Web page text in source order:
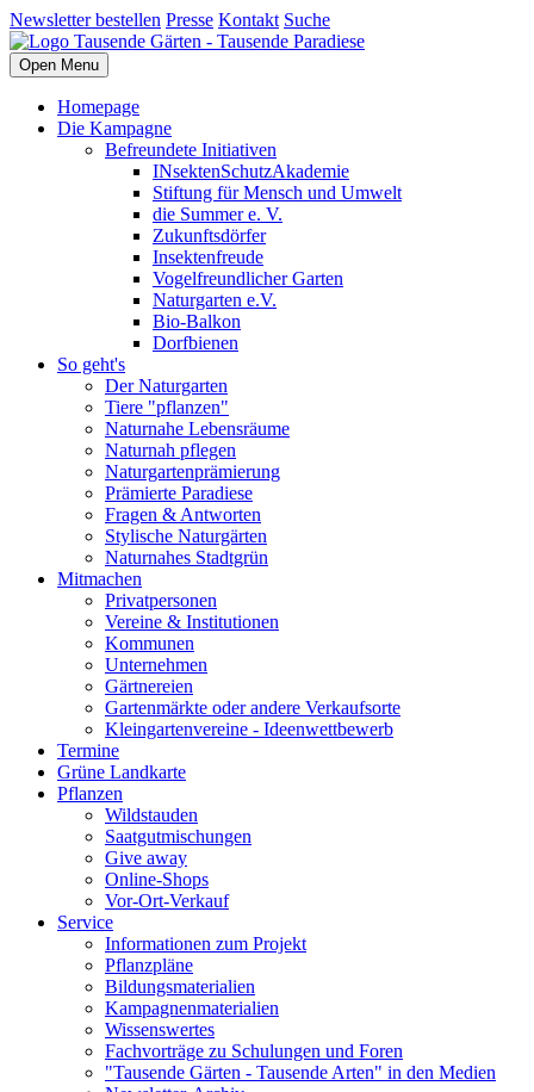
Newsletter bestellen Presse Kontakt Suche
Open Menu
Homepage
Die Kampagne
Befreundete Initiativen
INsektenSchutzAkademie
Stiftung für Mensch und Umwelt
die Summer e. V.
Zukunftsdörfer
Insektenfreude
Vogelfreundlicher Garten
Naturgarten e.V.
Bio-Balkon
Dorfbienen
So geht's
Der Naturgarten
Tiere "pflanzen"
Naturnahe Lebensräume
Naturnah pflegen
Naturgartenprämierung
Prämierte Paradiese
Fragen & Antworten
Stylische Naturgärten
Naturnahes Stadtgrün
Mitmachen
Privatpersonen
Vereine & Institutionen
Kommunen
Unternehmen
Gärtnereien
Gartenmärkte oder andere Verkaufsorte
Kleingartenvereine - Ideenwettbewerb
Termine
Grüne Landkarte
Pflanzen
Wildstauden
Saatgutmischungen
Give away
Online-Shops
Vor-Ort-Verkauf
Service
Informationen zum Projekt
Pflanzpläne
Bildungsmaterialien
Kampagnenmaterialien
Wissenswertes
Fachvorträge zu Schulungen und Foren
"Tausende Gärten - Tausende Arten" in den Medien